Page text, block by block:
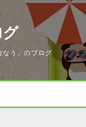
なう」のブログ